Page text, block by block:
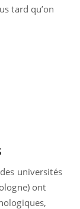
tard qu’on
universités
ont